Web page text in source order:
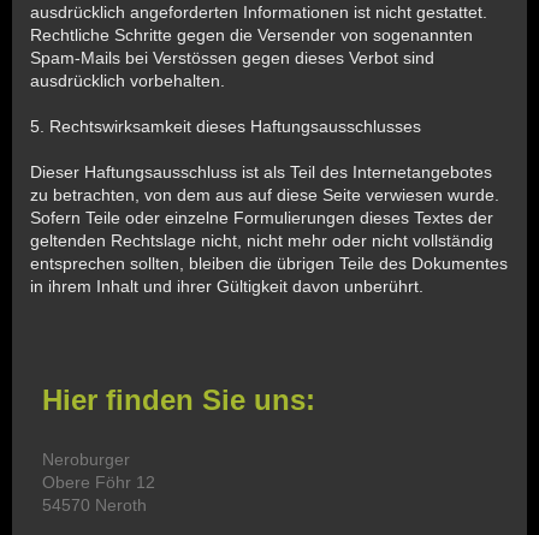
ausdrücklich angeforderten Informationen ist nicht gestattet.
Rechtliche Schritte gegen die Versender von sogenannten
Spam-Mails bei Verstössen gegen dieses Verbot sind
ausdrücklich vorbehalten.
5. Rechtswirksamkeit dieses Haftungsausschlusses
Dieser Haftungsausschluss ist als Teil des Internetangebotes
zu betrachten, von dem aus auf diese Seite verwiesen wurde.
Sofern Teile oder einzelne Formulierungen dieses Textes der
geltenden Rechtslage nicht, nicht mehr oder nicht vollständig
entsprechen sollten, bleiben die übrigen Teile des Dokumentes
in ihrem Inhalt und ihrer Gültigkeit davon unberührt.
Hier finden Sie uns:
Neroburger
Obere Föhr 12
54570 Neroth